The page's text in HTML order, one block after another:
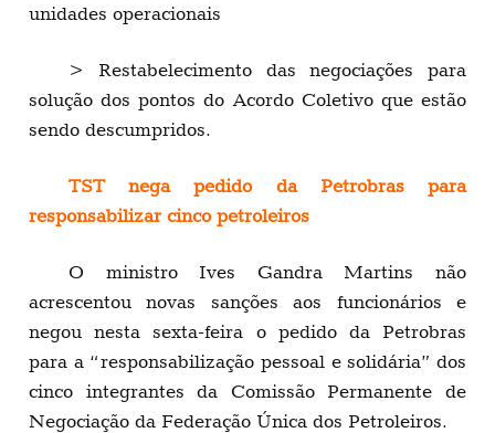
unidades operacionais
> Restabelecimento das negociações para
solução dos pontos do Acordo Coletivo que estão
sendo descumpridos.
TST nega pedido da Petrobras para
responsabilizar cinco petroleiros
O ministro Ives Gandra Martins não
acrescentou novas sanções aos funcionários e
negou nesta sexta-feira o pedido da Petrobras
para a “responsabilização pessoal e solidária” dos
cinco integrantes da Comissão Permanente de
Negociação da Federação Única dos Petroleiros.